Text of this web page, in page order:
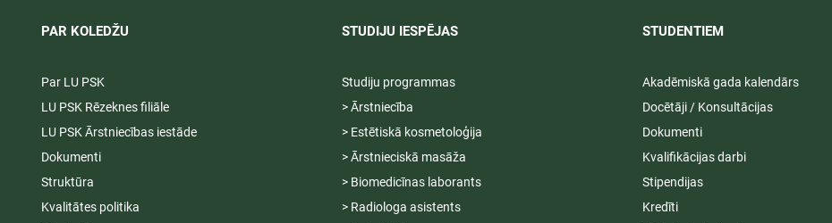
PAR KOLEDŽU
Par LU PSK
LU PSK Rēzeknes filiāle
LU PSK Ārstniecības iestāde
Dokumenti
Struktūra
Kvalitātes politika
STUDIJU IESPĒJAS
Studiju programmas
> Ārstniecība
> Estētiskā kosmetoloģija
> Ārstnieciskā masāža
> Biomedicīnas laborants
> Radiologa asistents
STUDENTIEM​
Akadēmiskā gada kalendārs
Docētāji / Konsultācijas
Dokumenti
Kvalifikācijas darbi
Stipendijas
Kredīti